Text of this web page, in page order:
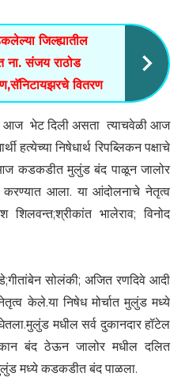
जिल्ह्यातील
ना. संजय राठोड
वितरण
आज भेट दिली असता त्याचवेळी आज
हत्येच्या निषेधार्थ रिपब्लिकन पक्षाचे
आज कडकडीत मुलुंड बंद पाळून जालोर
करण्यात आला. या आंदोलनाचे नेतृत्व
शिलवन्त;श्रीकांत भालेराव; विनोद
सोलंकी; अजित रणदिवे आदी
केले.या निषेध मोर्चात मुलुंड मध्ये
घेतला.मुलुंड मधील सर्व दुकानदार हॉटेल
बंद ठेऊन जालोर मधील दलित
मुलुंड मध्ये कडकडीत बंद पाळला.